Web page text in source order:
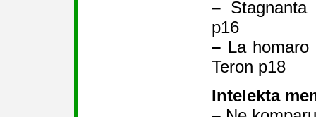
–
p16
– La homaro
Teron p18
Intelekta